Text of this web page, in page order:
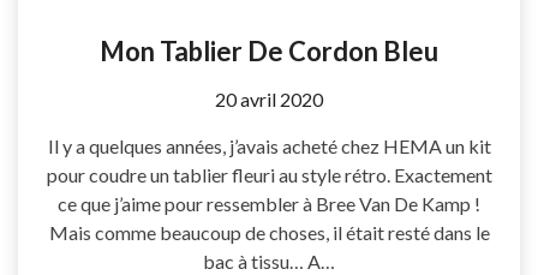
Mon Tablier De Cordon Bleu
by
20 avril 2020
Il y a quelques années, j’avais acheté chez HEMA un kit
pour coudre un tablier fleuri au style rétro. Exactement
ce que j’aime pour ressembler à Bree Van De Kamp !
Mais comme beaucoup de choses, il était resté dans le
bac à tissu… A…